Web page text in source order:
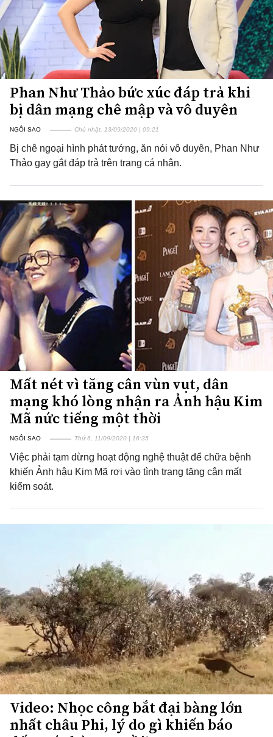
Phan Như Thảo bức xúc đáp trả khi
bị dân mạng chê mập và vô duyên
NGÔI SAO Chủ nhật, 13/09/2020 | 09:21
Bị chê ngoại hình phát tướng, ăn nói vô duyên, Phan Như
Thảo gay gắt đáp trả trên trang cá nhân.
Mất nét vì tăng cân vùn vụt, dân
mạng khó lòng nhận ra Ảnh hậu Kim
Mã nức tiếng một thời
NGÔI SAO Thứ 6, 11/09/2020 | 16:35
Việc phải tạm dừng hoạt động nghệ thuật để chữa bệnh
khiến Ảnh hậu Kim Mã rơi vào tình trạng tăng cân mất
kiểm soát.
Video: Nhọc công bắt đại bàng lớn
nhất châu Phi, lý do gì khiến báo